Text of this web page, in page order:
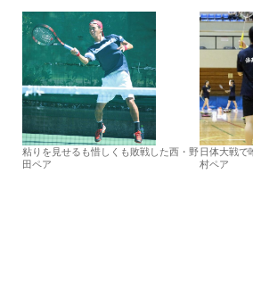
粘りを見せるも惜しくも敗戦した西・野
田ペア
日体大戦で
村ペア